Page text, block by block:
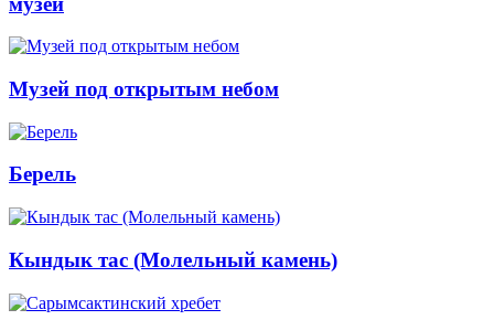
Музей под открытым небом
Берель
Кындык тас (Молельный камень)